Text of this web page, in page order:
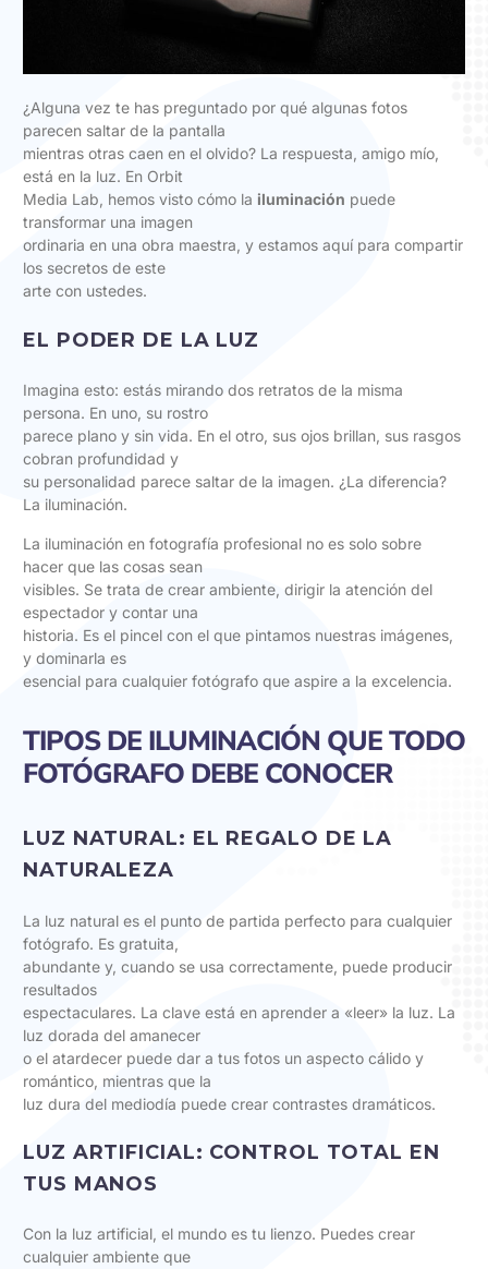
¿Alguna vez te has preguntado por qué algunas fotos
parecen saltar de la pantalla
mientras otras caen en el olvido? La respuesta, amigo mío,
está en la luz. En Orbit
Media Lab, hemos visto cómo la iluminación puede
transformar una imagen
ordinaria en una obra maestra, y estamos aquí para compartir
los secretos de este
arte con ustedes.
EL PODER DE LA LUZ
Imagina esto: estás mirando dos retratos de la misma
persona. En uno, su rostro
parece plano y sin vida. En el otro, sus ojos brillan, sus rasgos
cobran profundidad y
su personalidad parece saltar de la imagen. ¿La diferencia?
La iluminación.
La iluminación en fotografía profesional no es solo sobre
hacer que las cosas sean
visibles. Se trata de crear ambiente, dirigir la atención del
espectador y contar una
historia. Es el pincel con el que pintamos nuestras imágenes,
y dominarla es
esencial para cualquier fotógrafo que aspire a la excelencia.
TIPOS DE ILUMINACIÓN QUE TODO
FOTÓGRAFO DEBE CONOCER
LUZ NATURAL: EL REGALO DE LA
NATURALEZA
La luz natural es el punto de partida perfecto para cualquier
fotógrafo. Es gratuita,
abundante y, cuando se usa correctamente, puede producir
resultados
espectaculares. La clave está en aprender a «leer» la luz. La
luz dorada del amanecer
o el atardecer puede dar a tus fotos un aspecto cálido y
romántico, mientras que la
luz dura del mediodía puede crear contrastes dramáticos.
LUZ ARTIFICIAL: CONTROL TOTAL EN
TUS MANOS
Con la luz artificial, el mundo es tu lienzo. Puedes crear
cualquier ambiente que